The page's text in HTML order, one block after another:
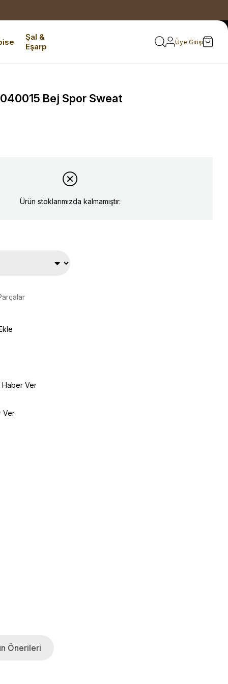
Şal &
Eşarp
Üye Girişi
Bej Spor Sweat
Ürün stoklarımızda kalmamıştır.
Haber Ver
Ver
Önerileri